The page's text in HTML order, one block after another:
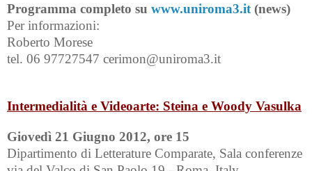
Programma completo su www.uniroma3.it (news)
Per informazioni:
Roberto Morese
tel. 06 97727547 cerimon@uniroma3.it
Intermedialità e Videoarte: Steina e Woody Vasulka
Giovedì 21 Giugno 2012, ore 15
Dipartimento di Letterature Comparate, Sala conferenze